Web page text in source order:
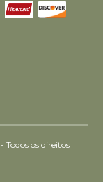
os direitos